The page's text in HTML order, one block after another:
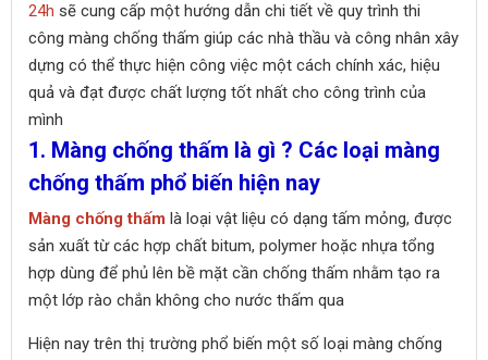
24h sẽ cung cấp một hướng dẫn chi tiết về quy trình thi
công màng chống thấm giúp các nhà thầu và công nhân xây
dựng có thể thực hiện công việc một cách chính xác, hiệu
quả và đạt được chất lượng tốt nhất cho công trình của
mình
1. Màng chống thấm là gì ? Các loại màng
chống thấm phổ biến hiện nay
Màng chống thấm là loại vật liệu có dạng tấm mỏng, được
sản xuất từ các hợp chất bitum, polymer hoặc nhựa tổng
hợp dùng để phủ lên bề mặt cần chống thấm nhằm tạo ra
một lớp rào chắn không cho nước thấm qua
Hiện nay trên thị trường phổ biến một số loại màng chống